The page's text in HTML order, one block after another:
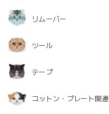
リムーバー
ツール
テープ
コットン・プレート関連